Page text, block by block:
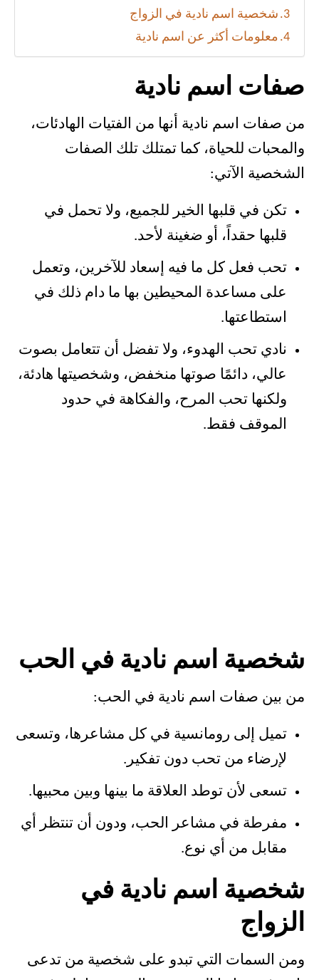
شخصية اسم نادية في الزواج
معلومات أكثر عن اسم نادية
صفات اسم نادية
من صفات اسم نادية أنها من الفتيات الهادئات،
والمحبات للحياة، كما تمتلك تلك الصفات
الشخصية الآتي:
تكن في قلبها الخير للجميع، ولا تحمل في
قلبها حقداً، أو ضغينة لأحد.
تحب فعل كل ما فيه إسعاد للآخرين، وتعمل
على مساعدة المحيطين بها ما دام ذلك في
استطاعتها.
نادي تحب الهدوء، ولا تفضل أن تتعامل بصوت
عالي، دائمًا صوتها منخفض، وشخصيتها هادئة،
ولكنها تحب المرح، والفكاهة في حدود
الموقف فقط.
شخصية اسم نادية في الحب
من بين صفات اسم نادية في الحب:
تميل إلى رومانسية في كل مشاعرها، وتسعى
لإرضاء من تحب دون تفكير.
تسعى لأن توطد العلاقة ما بينها وبين محبيها.
مفرطة في مشاعر الحب، ودون أن تنتظر أي
مقابل من أي نوع.
شخصية اسم نادية في
الزواج
ومن السمات التي تبدو على شخصية من تدعى